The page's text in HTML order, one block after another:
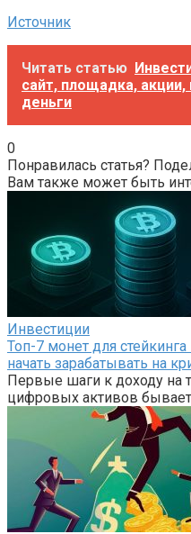
Источник
Читать статью
сайт, площадка,
деньги
0
Понравилась статья?
Вам также может быть
Инвестиции
Топ-7 монет для
начать зарабатывать на
Первые шаги к доходу на
цифровых активов бывает